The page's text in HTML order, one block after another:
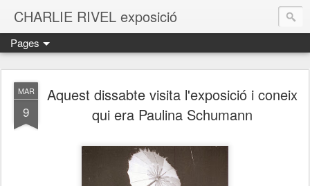
CHARLIE RIVEL exposició
Pages
MAR
9
Aquest dissabte visita l'exposició i coneix
qui era Paulina Schumann